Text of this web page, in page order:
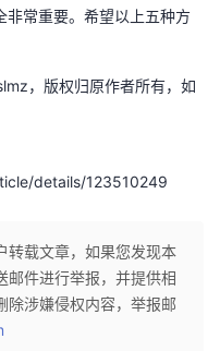
非常重要。希望以上五种方
，版权归原作者所有，如
details/123510249
转载文章，如果您发现本
邮件进行举报，并提供相
除涉嫌侵权内容，举报邮